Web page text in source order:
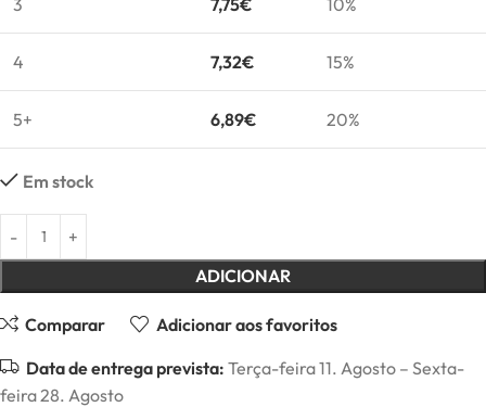
3 7,75€ 10%
4 7,32€ 15%
5+ 6,89€ 20%
Em stock
ADICIONAR
Comparar Adicionar aos favoritos
Data de entrega prevista: Terça-feira 11. Agosto – Sexta-
feira 28. Agosto